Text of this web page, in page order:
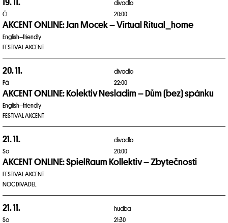
19. 11.
Čt
divadlo
20:00
AKCENT ONLINE: Jan Mocek – Virtual Ritual_home
English–friendly
FESTIVAL AKCENT
20. 11.
Pá
divadlo
22:00
AKCENT ONLINE: Kolektiv Nesladim – Dům (bez) spánku
English–friendly
FESTIVAL AKCENT
21. 11.
So
divadlo
20:00
AKCENT ONLINE: SpielRaum Kollektiv – Zbytečnosti
FESTIVAL AKCENT
NOC DIVADEL
21. 11.
So
hudba
21:30